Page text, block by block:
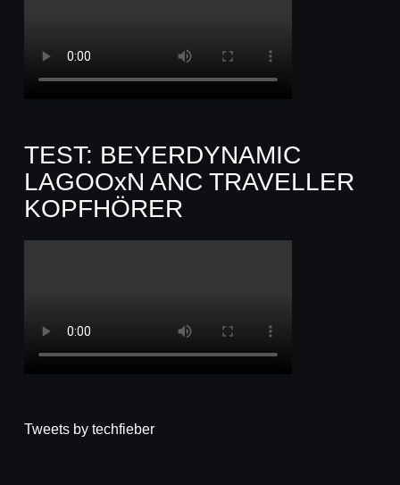
TEST: BEYERDYNAMIC
LAGOOxN ANC TRAVELLER
KOPFHÖRER
Tweets by techfieber